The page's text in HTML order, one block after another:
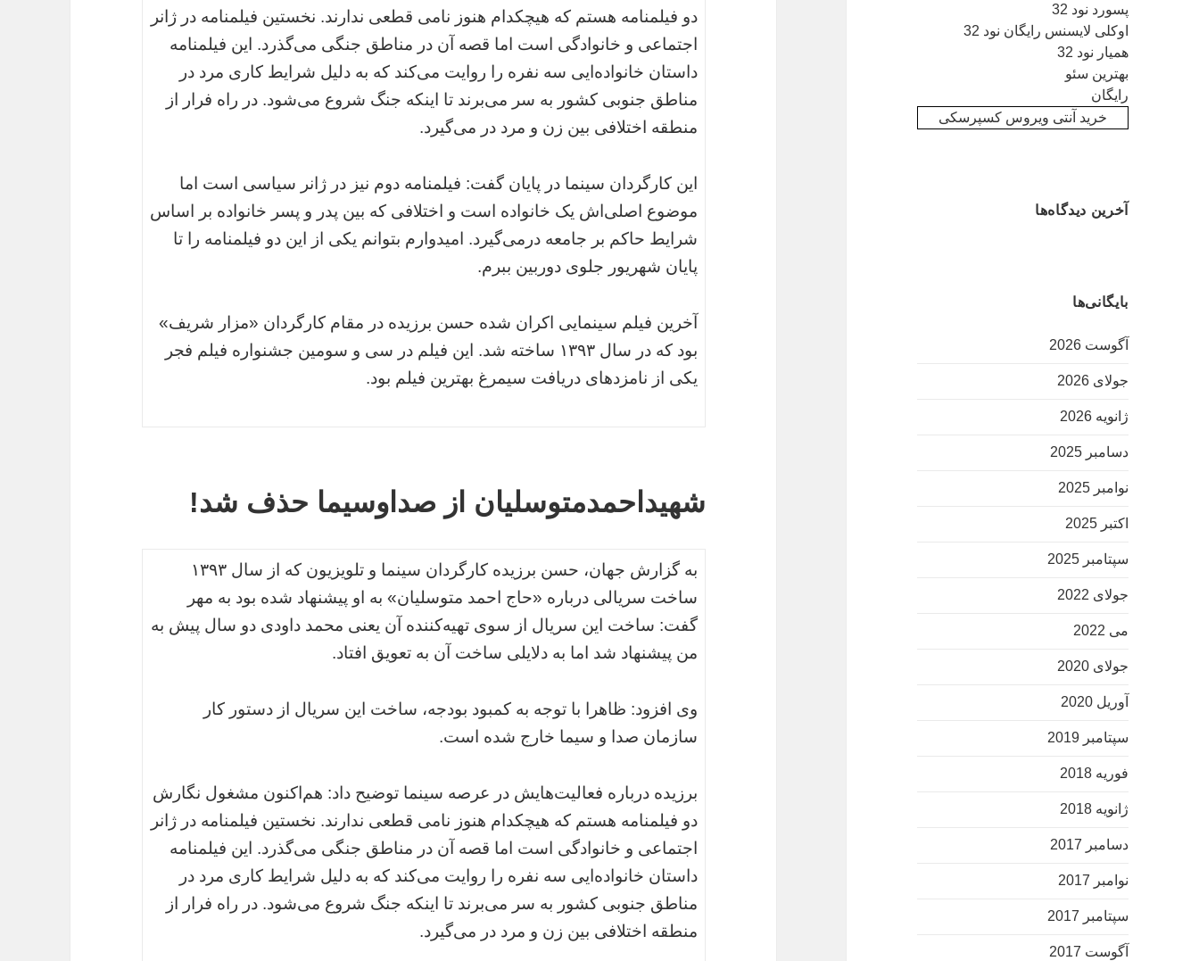
پسورد نود 32
اوکلی لایسنس رایگان نود 32
همیار نود 32
بهترین سئو
رایگان
خرید آنتی ویروس کسپرسکی
آخرین دیدگاه‌ها
بایگانی‌ها
آگوست 2026
جولای 2026
ژانویه 2026
دسامبر 2025
نوامبر 2025
اکتبر 2025
سپتامبر 2025
جولای 2022
می 2022
جولای 2020
آوریل 2020
سپتامبر 2019
فوریه 2018
ژانویه 2018
دسامبر 2017
نوامبر 2017
سپتامبر 2017
آگوست 2017
دو فیلمنامه هستم که هیچکدام هنوز نامی قطعی ندارند. نخستین فیلمنامه در ژانر
اجتماعی و خانوادگی است اما قصه آن در مناطق جنگی می‌گذرد. این فیلمنامه
داستان خانواده‌ایی سه نفره را روایت می‌کند که به دلیل شرایط کاری مرد در
مناطق جنوبی کشور به سر می‌برند تا اینکه جنگ شروع می‌شود. در راه فرار از
منطقه اختلافی بین زن و مرد در می‌گیرد.
این کارگردان سینما در پایان گفت: فیلمنامه دوم نیز در ژانر سیاسی است اما
موضوع اصلی‌اش یک خانواده است و اختلافی که بین پدر و پسر خانواده بر اساس
شرایط حاکم بر جامعه درمی‌گیرد. امیدوارم بتوانم یکی از این دو فیلمنامه را تا
پایان شهریور جلوی دوربین ببرم.
آخرین فیلم سینمایی اکران شده حسن برزیده در مقام کارگردان «مزار شریف»
بود که در سال ۱۳۹۳ ساخته شد. این فیلم در سی و سومین جشنواره فیلم فجر
یکی از نامزدهای دریافت سیمرغ بهترین فیلم بود.
شهیداحمدمتوسلیان از صداوسیما حذف شد!
به گزارش جهان،‌ حسن برزیده کارگردان سینما و تلویزیون که از سال ۱۳۹۳
ساخت سریالی درباره «حاج احمد متوسلیان» به او پیشنهاد شده بود به مهر
گفت: ساخت این سریال از سوی تهیه‌کننده آن یعنی محمد داودی دو سال پیش به
من پیشنهاد شد اما به دلایلی ساخت آن به تعویق افتاد.
وی افزود: ظاهرا با توجه به کمبود بودجه، ساخت این سریال از دستور کار
سازمان صدا و سیما خارج شده است.
برزیده درباره فعالیت‌هایش در عرصه سینما توضیح داد: هم‌اکنون مشغول نگارش
دو فیلمنامه هستم که هیچکدام هنوز نامی قطعی ندارند. نخستین فیلمنامه در ژانر
اجتماعی و خانوادگی است اما قصه آن در مناطق جنگی می‌گذرد. این فیلمنامه
داستان خانواده‌ایی سه نفره را روایت می‌کند که به دلیل شرایط کاری مرد در
مناطق جنوبی کشور به سر می‌برند تا اینکه جنگ شروع می‌شود. در راه فرار از
منطقه اختلافی بین زن و مرد در می‌گیرد.